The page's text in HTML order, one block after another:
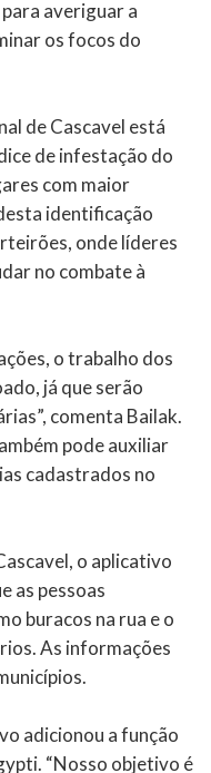
averiguar a
os focos do
de Cascavel está
de infestação do
com maior
identificação
onde líderes
no combate à
o trabalho dos
já que serão
comenta Bailak.
pode auxiliar
cadastrados no
o aplicativo
as pessoas
buracos na rua e o
As informações
adicionou a função
“Nosso objetivo é